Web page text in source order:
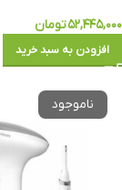
۵۲,۴۴۵,۰۰۰تومان
افزودن به سبد خرید